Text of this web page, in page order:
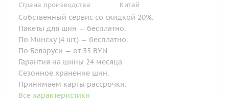
Страна производства
Китай
Собственный сервис со скидкой 20%.
Пакеты для шин — бесплатно.
По Минску (4 шт.) — бесплатно.
По Беларуси — от 35 BYN
Гарантия на шины 24 месяца
Сезонное хранение шин.
Принимаем карты рассрочки.
Все характеристики